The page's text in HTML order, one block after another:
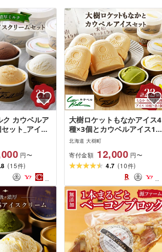
ク カウベルア
ット_アイス
ジェラート
チョコレート
ご当地_[配送
円〜
(15件)
大樹ロケットもなかアイス4
種×3個とカウベルアイス10
種 計22個 [増量]_ アイス ア
人気 冷凍 スイーツ デザー
ト 美味しい ギフト 贈答 送
料無料 北海道 [配送不可地
域:離島]
北海道 大樹町
寄付金額 12,000 円〜
4.7 (10件)